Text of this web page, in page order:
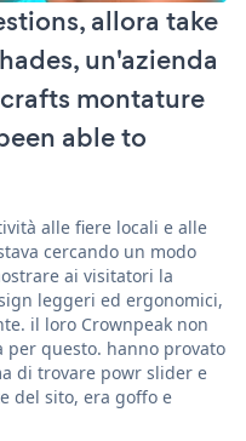
allora take
un'azienda
montature
able to
alle fiere locali e alle
cercando un modo
ai visitatori la
leggeri ed ergonomici,
il loro Crownpeak non
questo. hanno provato
di trovare powr slider e
del sito, era goffo e